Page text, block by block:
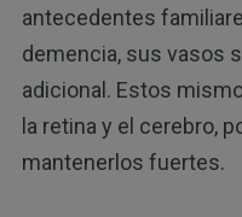
antecedentes
demencia, sus vasos
adicional. Estos
la retina y el cerebro,
mantenerlos fuertes.